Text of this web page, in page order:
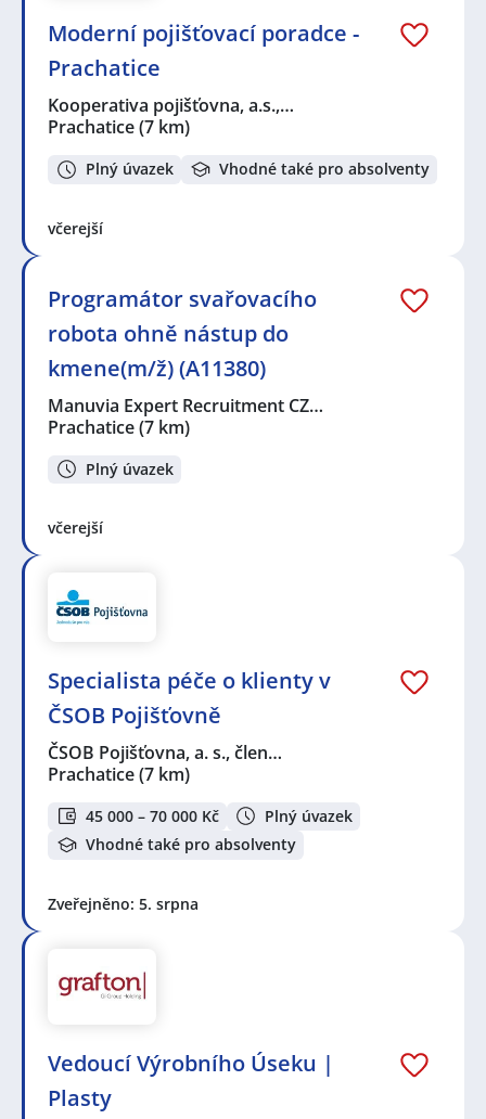
Moderní pojišťovací poradce -
Prachatice
Kooperativa pojišťovna, a.s.,…
Prachatice(7 km)
Plný úvazek Vhodné také pro absolventy
včerejší
Programátor svařovacího
robota ohně nástup do
kmene(m/ž) (A11380)
Manuvia Expert Recruitment CZ…
Prachatice(7 km)
Plný úvazek
včerejší
Specialista péče o klienty v
ČSOB Pojišťovně
ČSOB Pojišťovna, a. s., člen…
Prachatice(7 km)
45 000 – 70 000 Kč
Plný úvazek
Vhodné také pro absolventy
Zveřejněno: 5. srpna
Vedoucí Výrobního Úseku |
Plasty